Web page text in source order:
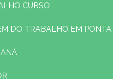
CURSO
DO TRABALHO EM